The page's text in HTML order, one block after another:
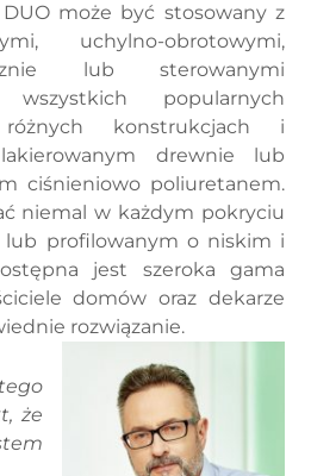
może być stosowany z
uchylno-obrotowymi,
lub sterowanymi
popularnych
konstrukcjach i
drewnie lub
ciśnieniowo poliuretanem.
niemal w każdym pokryciu
lub profilowanym o niskim i
jest szeroka gama
domów oraz dekarze
rozwiązanie.
że